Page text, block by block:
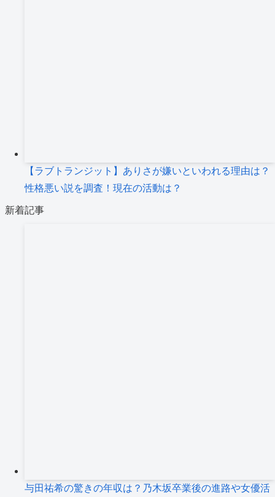
【ラブトランジット】ありさが嫌いといわれる理由は？
性格悪い説を調査！現在の活動は？
新着記事
与田祐希の驚きの年収は？乃木坂卒業後の進路や女優活